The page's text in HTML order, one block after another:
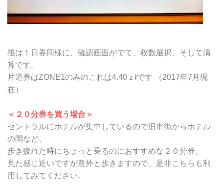
後は１日券同様に、確認画面がでて、枚数選択、そして清
算です。
片道券はZONE1のみのこれは4.40ｚłです （2017年7月現
在）
＜２０分券を買う場合＞
セントラルにホテルが集中しているので旧市街からホテル
の間など、
歩き疲れた時にちょっと乗るのにおすすめな２０分券。
見た感じ近いですが意外と歩きますので、是非こちらも利
用してみてください。